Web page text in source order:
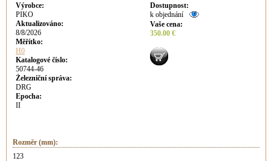
Výrobce:
PIKO
Aktualizováno:
8/8/2026
Měřítko:
H0
Katalogové číslo:
50744-46
Železniční správa:
DRG
Epocha:
II
Dostupnost:
k objednání
Vaše cena:
350.00 €
Rozměr (mm):
123